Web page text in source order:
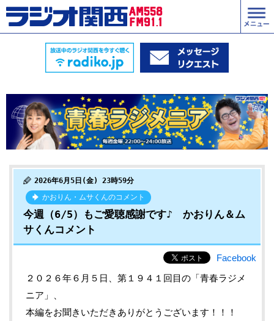
2026年6月5日(金) 23時59分
かおりん・ムサくんのコメント
今週（6/5）もご愛聴感謝です♪ かおりん＆ム
サくんコメント
Facebook
２０２６年６月５日、第１９４１回目の「青春ラジメ
ニア」、
本編をお聞きいただきありがとうございます！！！